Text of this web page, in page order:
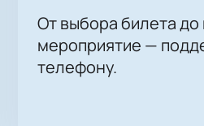
От выбора билета до
мероприятие —
телефону.